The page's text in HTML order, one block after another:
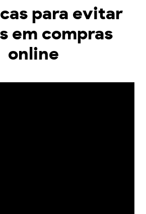
para evitar
em compras
online